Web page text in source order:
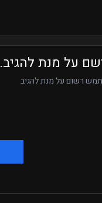
על מנת להגיב.
רשום על מנת להגיב